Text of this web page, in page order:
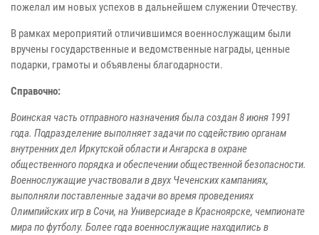
пожелал им новых успехов в дальнейшем служении Отечеству.
В рамках мероприятий отличившимся военнослужащим были
вручены государственные и ведомственные награды, ценные
подарки, грамоты и объявлены благодарности.
Справочно:
Воинская часть отправного назначения была создан 8 июня 1991
года. Подразделение выполняет задачи по содействию органам
внутренних дел Иркутской области и Ангарска в охране
общественного порядка и обеспечении общественной безопасности.
Военнослужащие участвовали в двух Чеченских кампаниях,
выполняли поставленные задачи во время проведениях
Олимпийских игр в Сочи, на Универсиаде в Красноярске, чемпионате
мира по футболу. Более года военнослужащие находились в